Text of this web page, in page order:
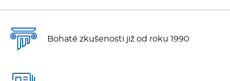
Chlazení
Roboty
Bohaté zkušenosti již od roku 1990